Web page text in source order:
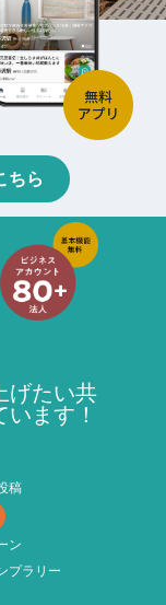
ちら
げたい共
ます！
稿
ン
プラリー